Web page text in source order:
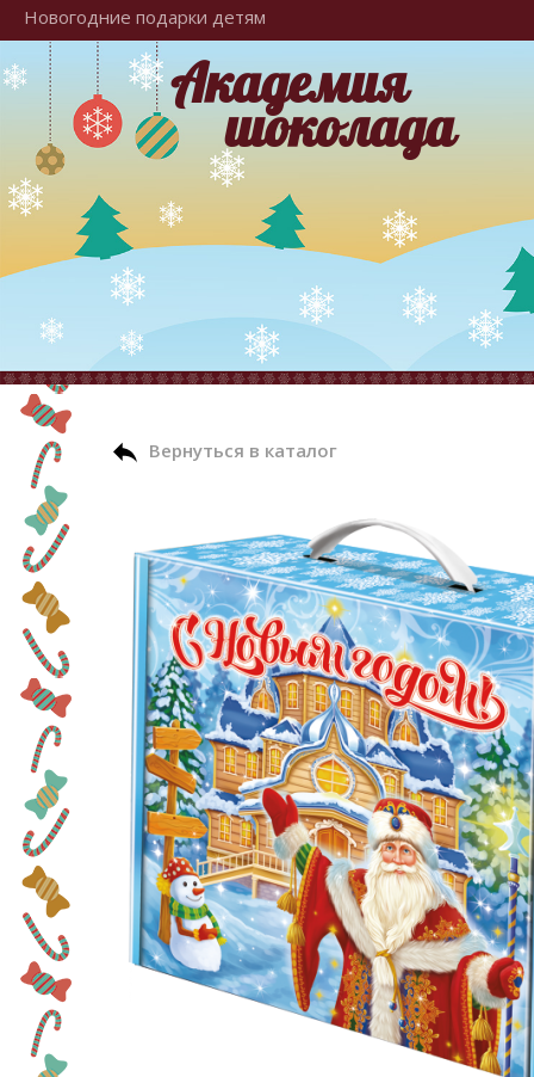
Новогодние подарки детям
Академия
шоколада
Вернуться в каталог